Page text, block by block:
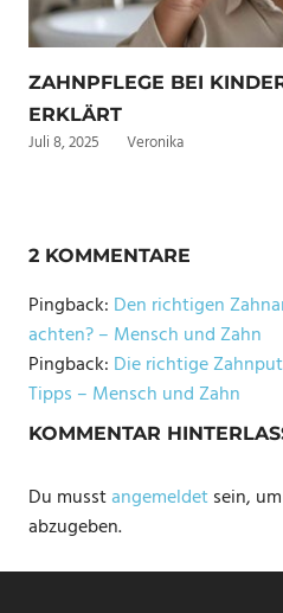
ZAHNPFLEGE BEI
ERKLÄRT
Juli 8, 2025 Veronika
2 KOMMENTARE
Pingback: Den richtigen
achten? – Mensch und Zahn
Pingback: Die richtige
Tipps – Mensch und Zahn
KOMMENTAR
Du musstangemeldetsein,
abzugeben.